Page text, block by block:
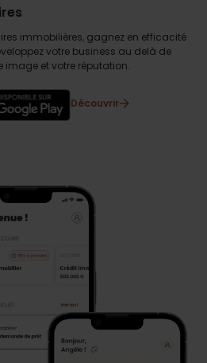
immobilières, gagnez en efficacité
votre business au delà de
image et votre réputation.
Découvrir